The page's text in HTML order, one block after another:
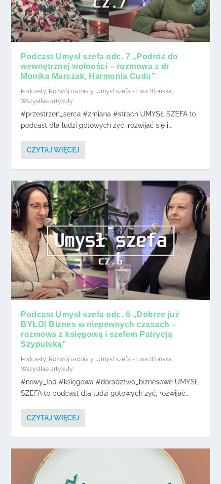
Podcast Umysł szefa odc. 7 „Podróż do
wewnętrznej wolności – rozmowa z dr
Moniką Marczak, Harmonia Cudu”
Podcasty Rozwój osobisty Umysł szefa - Ewa Błońska
Wszystkie artykuły
#przestrzeń_serca #zmiana #strach UMYSŁ SZEFA to
podcast dla ludzi gotowych żyć, rozwijać się i...
CZYTAJ WIĘCEJ
Podcast Umysł szefa odc. 6 „Dobrze już
BYŁO! Biznes w niepewnych czasach –
rozmowa z księgową i szefem Patrycją
Szypulską”
Podcasty Rozwój osobisty Umysł szefa - Ewa Błońska
Wszystkie artykuły
#nowy_ład #księgowa #doradztwo_biznesowe UMYSŁ
SZEFA to podcast dla ludzi gotowych żyć, rozwijać...
CZYTAJ WIĘCEJ